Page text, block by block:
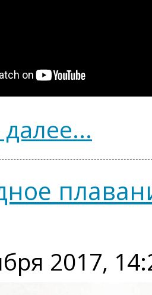
2017,